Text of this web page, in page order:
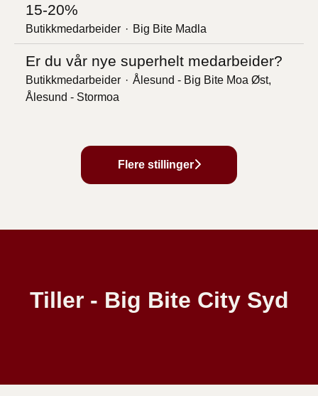
15-20%
Butikkmedarbeider · Big Bite Madla
Er du vår nye superhelt medarbeider?
Butikkmedarbeider · Ålesund - Big Bite Moa Øst,
Ålesund - Stormoa
Flere stillinger
Tiller - Big Bite City Syd